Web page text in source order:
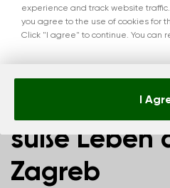
süße Leben
Zagreb
experience and track website
you agree to the use of cookies for
Click "I agree" to continue. You can
I